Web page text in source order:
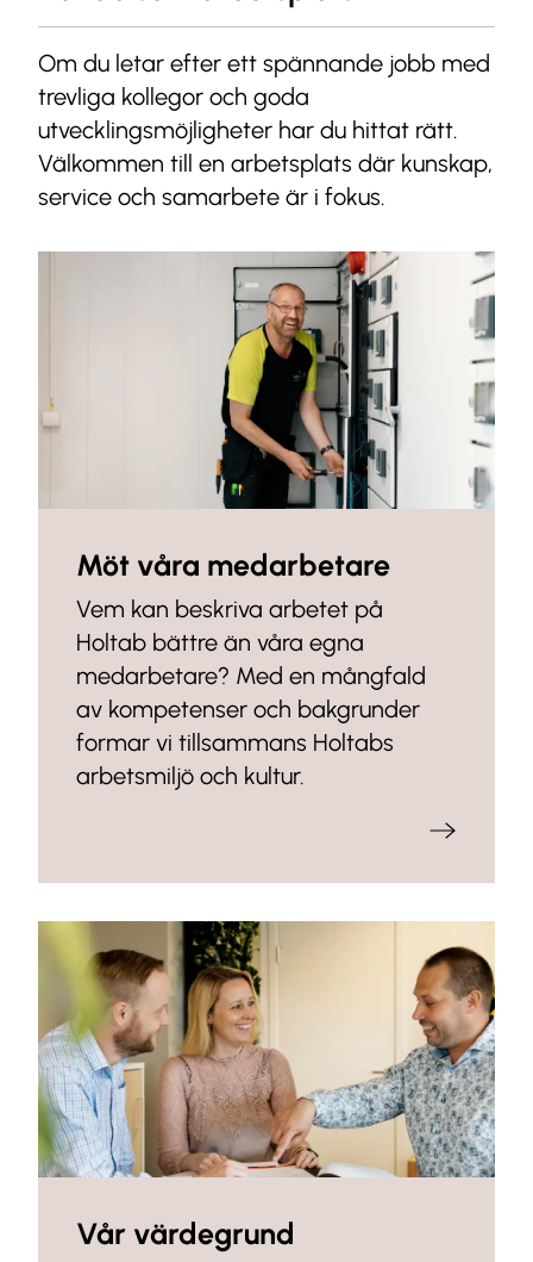
Om du letar efter ett spännande jobb med
trevliga kollegor och goda
utvecklingsmöjligheter har du hittat rätt.
Välkommen till en arbetsplats där kunskap,
service och samarbete är i fokus.
Möt våra medarbetare
Vem kan beskriva arbetet på
Holtab bättre än våra egna
medarbetare? Med en mångfald
av kompetenser och bakgrunder
formar vi tillsammans Holtabs
arbetsmiljö och kultur.
Vår värdegrund